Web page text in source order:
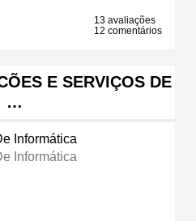
13 avaliações
12 comentários
E SERVIÇOS DE
…
Informática
Informática